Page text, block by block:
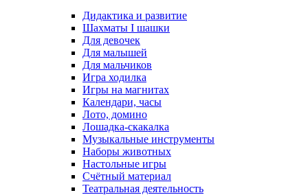
Дидактика и развитие
Шахматы I шашки
Для девочек
Для малышей
Для мальчиков
Игра ходилка
Игры на магнитах
Календари, часы
Лото, домино
Лошадка-скакалка
Музыкальные инструменты
Наборы животных
Настольные игры
Счётный материал
Театральная деятельность